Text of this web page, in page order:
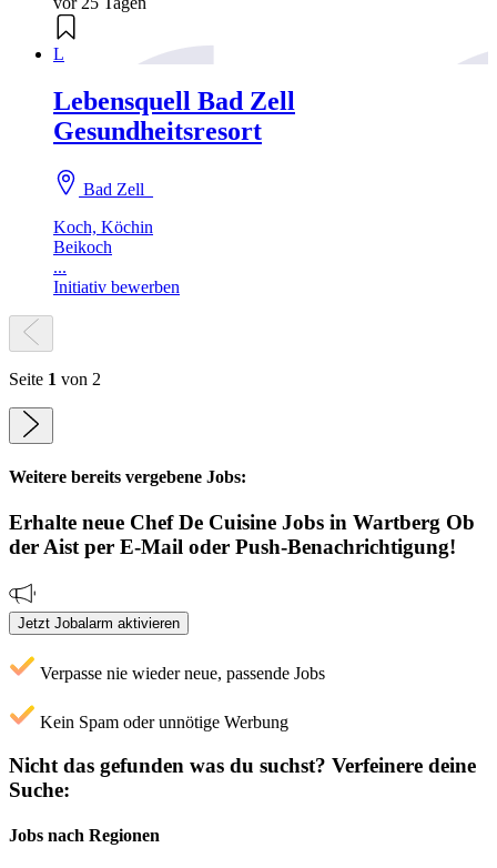
L
Lebensquell Bad Zell
Gesundheitsresort
Bad Zell
Koch, Köchin
Beikoch
...
Initiativ bewerben
Seite 1 von 2
Weitere bereits vergebene Jobs:
Erhalte neue Chef De Cuisine Jobs in Wartberg Ob
der Aistper E-Mail oder Push-Benachrichtigung!
Jetzt Jobalarm aktivieren
Verpasse nie wieder neue, passende Jobs
Kein Spam oder unnötige Werbung
Nicht das gefunden was du suchst? Verfeinere deine
Suche:
Jobs nach Regionen